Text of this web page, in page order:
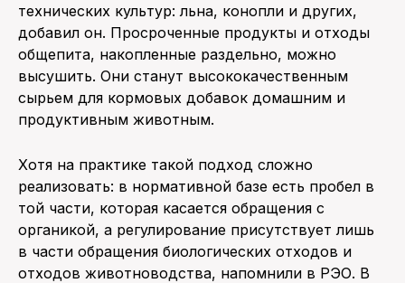
технических культур: льна, конопли и других,
добавил он. Просроченные продукты и отходы
общепита, накопленные раздельно, можно
высушить. Они станут высококачественным
сырьем для кормовых добавок домашним и
продуктивным животным.
Хотя на практике такой подход сложно
реализовать: в нормативной базе есть пробел в
той части, которая касается обращения с
органикой, а регулирование присутствует лишь
в части обращения биологических отходов и
отходов животноводства, напомнили в РЭО. В